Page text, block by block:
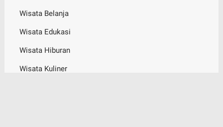
Wisata Belanja
Wisata Edukasi
Wisata Hiburan
Wisata Kuliner